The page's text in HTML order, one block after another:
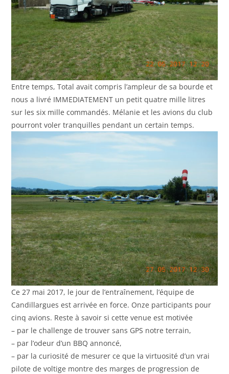
Entre temps, Total avait compris l’ampleur de sa bourde et
nous a livré IMMEDIATEMENT un petit quatre mille litres
sur les six mille commandés. Mélanie et les avions du club
pourront voler tranquilles pendant un certain temps.
Ce 27 mai 2017, le jour de l’entraînement, l’équipe de
Candillargues est arrivée en force. Onze participants pour
cinq avions. Reste à savoir si cette venue est motivée
– par le challenge de trouver sans GPS notre terrain,
– par l’odeur d’un BBQ annoncé,
– par la curiosité de mesurer ce que la virtuosité d’un vrai
pilote de voltige montre des marges de progression de